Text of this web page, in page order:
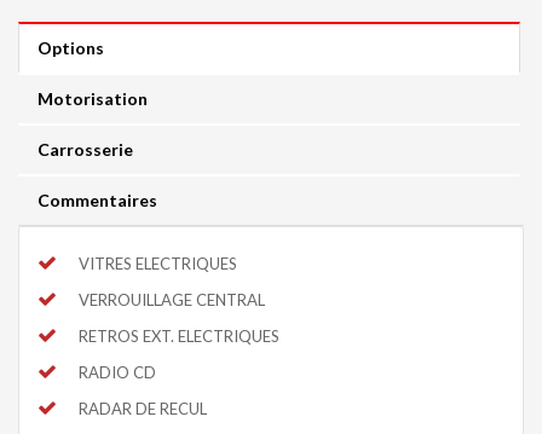
Options
Motorisation
Carrosserie
Commentaires
VITRES ELECTRIQUES
VERROUILLAGE CENTRAL
RETROS EXT. ELECTRIQUES
RADIO CD
RADAR DE RECUL